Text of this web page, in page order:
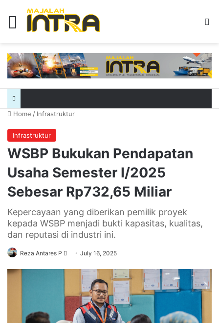
Menu
Home / Infrastruktur
Infrastruktur
WSBP Bukukan Pendapatan
Usaha Semester I/2025
Sebesar Rp732,65 Miliar
Kepercayaan yang diberikan pemilik proyek
kepada WSBP menjadi bukti kapasitas, kualitas,
dan reputasi di industri ini.
Reza Antares P
SendJuly 16, 2025